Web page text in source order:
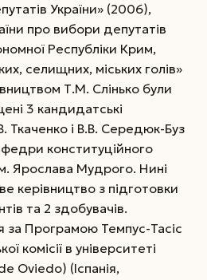
України» (2006),
про вибори депутатів
Республіки Крим,
селищних, міських голів»
Т.М. Слінько були
3 кандидатські
Ткаченко і В.В. Середюк-Буз
конституційного
Ярослава Мудрого. Нині
керівництво з підготовки
та 2 здобувачів.
Програмою Темпус-Тасіс
комісії в університеті
Oviedo) (Іспанія,